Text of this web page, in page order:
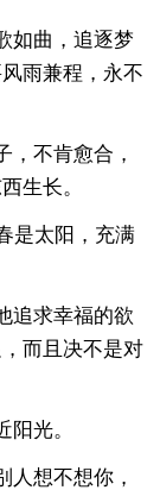
如曲，追逐梦
雨兼程，永不
，不肯愈合，
生长。
是太阳，充满
追求幸福的欲
而且决不是对
光。
人想不想你，